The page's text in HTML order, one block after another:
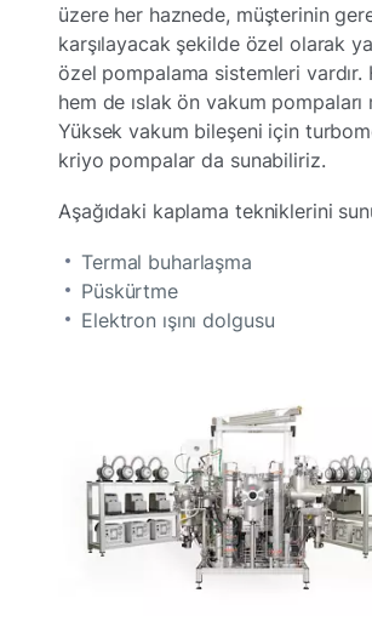
üzere her haznede, müşterinin
karşılayacak şekilde özel olarak
özel pompalama sistemleri vardır.
hem de ıslak ön vakum pompaları
Yüksek vakum bileşeni için
kriyo pompalar da sunabiliriz.
Aşağıdaki kaplama tekniklerini
Termal buharlaşma
Püskürtme
Elektron ışını dolgusu